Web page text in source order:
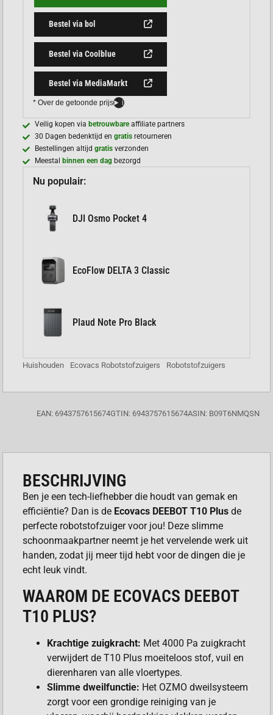
Bestel via bol
Bestel via Coolblue
Bestel via MediaMarkt
* Over de getoonde prijs i
Veilig kopen via betrouwbareaffiliate partners
30 Dagen bedenktijd engratis retourneren
Bestellingen altijdgratisverzonden
Meestal
binnen een dag bezorgd
Nu populair:
DJI Osmo Pocket 4
EcoFlow DELTA 3 Classic
Plaud Note Pro Black
Huishouden Ecovacs Robotstofzuigers Robotstofzuigers
EAN: 6943757615674GTIN: 6943757615674ASIN: B09T6NMQSN
BESCHRIJVING
Ben je een tech-liefhebber die houdt van gemak en
efficiëntie? Dan is de Ecovacs DEEBOT T10 Plus de
perfecte robotstofzuiger voor jou! Deze slimme
schoonmaakpartner neemt je het vervelende werk uit
handen, zodat jij meer tijd hebt voor de dingen die je
echt leuk vindt.
WAAROM DE ECOVACS DEEBOT
T10 PLUS?
Krachtige zuigkracht: Met 4000 Pa zuigkracht
verwijdert de T10 Plus moeiteloos stof, vuil en
dierenharen van alle vloertypes.
Slimme dweilfunctie: Het OZMO dweilsysteem
zorgt voor een grondige reiniging van je